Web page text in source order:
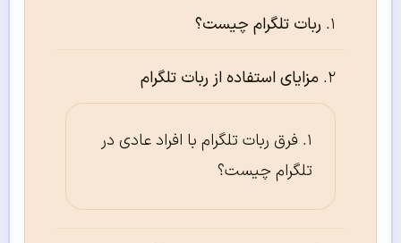
ربات تلگرام چیست؟
مزایای استفاده از ربات تلگرام
فرق ربات تلگرام با افراد عادی در
تلگرام چیست؟